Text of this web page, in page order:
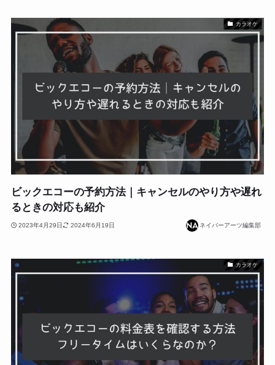
カラオケ
ビックエコーの予約方法｜キャンセルのやり方や遅れ
るときの対応も紹介
2023年4月29日 2024年6月19日 ネイバーアーツ編集部
カラオケ